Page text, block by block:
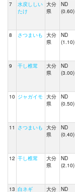
7
水戻ししい
たけ
大分
県
ND
(0.60)
8 さつまいも 大分
県
ND
(1.10)
9 干し椎茸
大分
県
ND
(3.00)
10 ジャガイモ 大分
県
ND
(0.50)
11 さつまいも 大分
県
ND
(0.40)
12 干し椎茸
大分
県
ND
(2.10)
13 白ネギ
大分
ND